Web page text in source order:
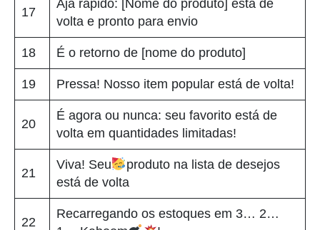
17
Aja rápido: [Nome do produto] está de
volta e pronto para envio
18 É o retorno de [nome do produto]
19 Pressa! Nosso item popular está de volta!
20
É agora ou nunca: seu favorito está de
volta em quantidades limitadas!
21
Viva! Seu
produto na lista de desejos
está de volta
22
Recarregando os estoques em 3… 2…